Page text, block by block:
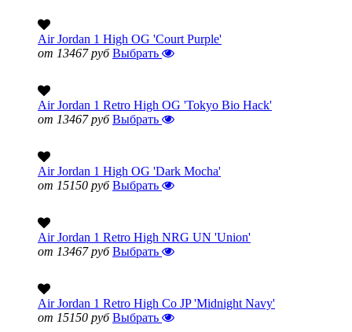
Air Jordan 1 High OG 'Court Purple'
от 13467 руб Выбрать
Air Jordan 1 Retro High OG 'Tokyo Bio Hack'
от 13467 руб Выбрать
Air Jordan 1 High OG 'Dark Mocha'
от 15150 руб Выбрать
Air Jordan 1 Retro High NRG UN 'Union'
от 13467 руб Выбрать
Air Jordan 1 Retro High Co JP 'Midnight Navy'
от 15150 руб Выбрать